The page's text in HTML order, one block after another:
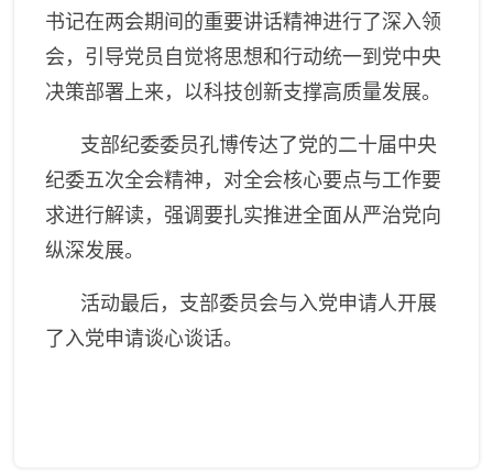
书记在两会期间的重要讲话精神进行了深入领
会，引导党员自觉将思想和行动统一到党中央
决策部署上来，以科技创新支撑高质量发展。
支部纪委委员孔博传达了党的二十届中央
纪委五次全会精神，对全会核心要点与工作要
求进行解读，强调要扎实推进全面从严治党向
纵深发展。
活动最后，支部委员会与入党申请人开展
了入党申请谈心谈话。